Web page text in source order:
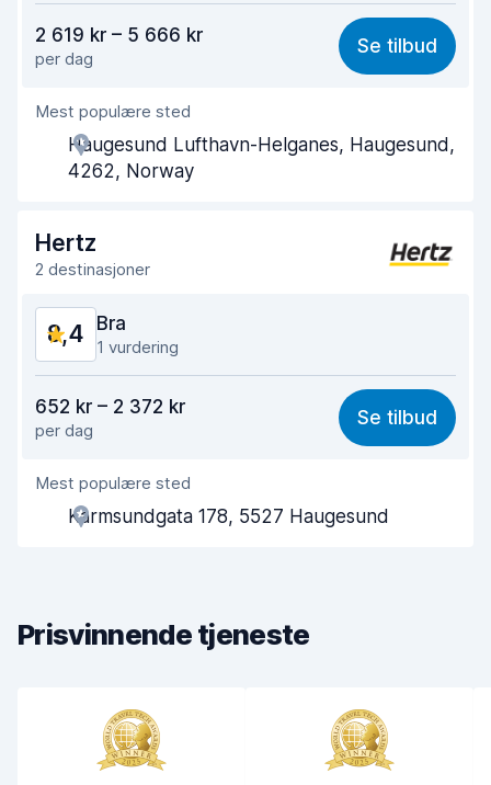
8,5
Enkel å finne 8,2
Hjelp og service
Tid brukt på henting
Bilens renslighet 9,0
Bilens tilstand
2 619 kr – 5 666 kr
per dag
Se tilbud
Mest populære sted
Haugesund Lufthavn-Helganes, Haugesund,
4262, Norway
Hertz
2 destinasjoner
8,4 Bra
1 vurdering
8,3
Enkel å finne 8,2
Hjelp og service
Tid brukt på henting
Bilens renslighet
652 kr – 2 372 kr
per dag
Se tilbud
Mest populære sted
Karmsundgata 178, 5527 Haugesund
Prisvinnende tjeneste